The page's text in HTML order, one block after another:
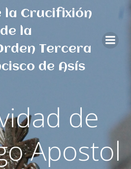
al
contenido
la Crucifixión
la
Tercera
de Asís
de
Apostol